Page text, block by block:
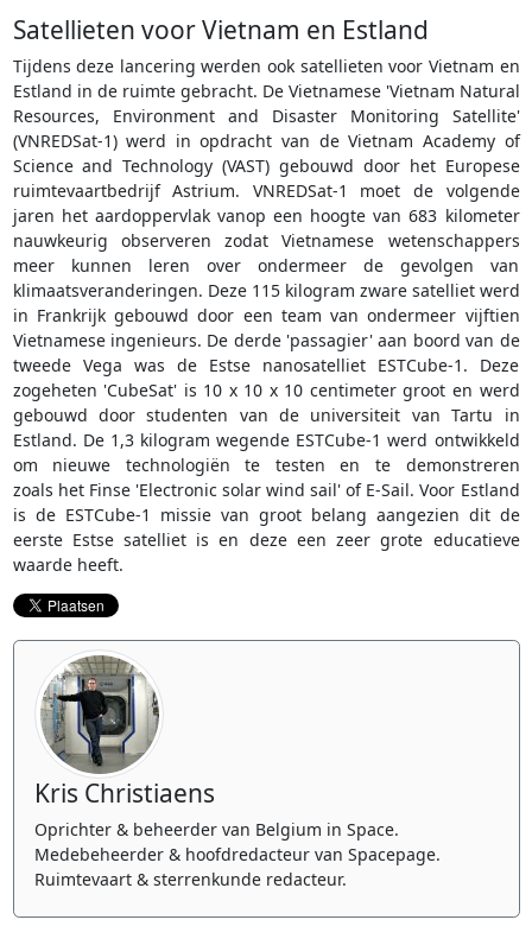
Satellieten voor Vietnam en Estland
Tijdens deze lancering werden ook satellieten voor Vietnam en
Estland in de ruimte gebracht. De Vietnamese 'Vietnam Natural
Resources, Environment and Disaster Monitoring Satellite'
(VNREDSat-1) werd in opdracht van de Vietnam Academy of
Science and Technology (VAST) gebouwd door het Europese
ruimtevaartbedrijf Astrium. VNREDSat-1 moet de volgende
jaren het aardoppervlak vanop een hoogte van 683 kilometer
nauwkeurig observeren zodat Vietnamese wetenschappers
meer kunnen leren over ondermeer de gevolgen van
klimaatsveranderingen. Deze 115 kilogram zware satelliet werd
in Frankrijk gebouwd door een team van ondermeer vijftien
Vietnamese ingenieurs. De derde 'passagier' aan boord van de
tweede Vega was de Estse nanosatelliet ESTCube-1. Deze
zogeheten 'CubeSat' is 10 x 10 x 10 centimeter groot en werd
gebouwd door studenten van de universiteit van Tartu in
Estland. De 1,3 kilogram wegende ESTCube-1 werd ontwikkeld
om nieuwe technologiën te testen en te demonstreren
zoals het Finse 'Electronic solar wind sail' of E-Sail. Voor Estland
is de ESTCube-1 missie van groot belang aangezien dit de
eerste Estse satelliet is en deze een zeer grote educatieve
waarde heeft.
Kris Christiaens
Oprichter & beheerder van Belgium in Space.
Medebeheerder & hoofdredacteur van Spacepage.
Ruimtevaart & sterrenkunde redacteur.